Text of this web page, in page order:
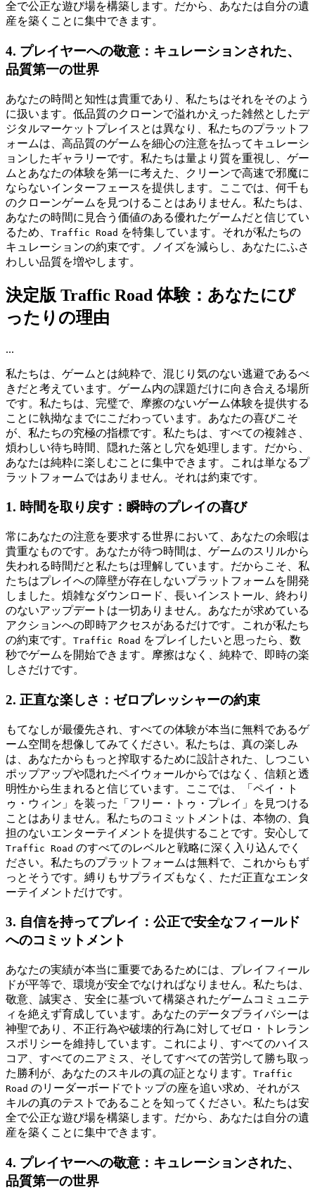
全で公正な遊び場を構築します。だから、あなたは自分の遺
産を築くことに集中できます。
4. プレイヤーへの敬意：キュレーションされた、
品質第一の世界
あなたの時間と知性は貴重であり、私たちはそれをそのよう
に扱います。低品質のクローンで溢れかえった雑然としたデ
ジタルマーケットプレイスとは異なり、私たちのプラットフ
ォームは、高品質のゲームを細心の注意を払ってキュレーシ
ョンしたギャラリーです。私たちは量より質を重視し、ゲー
ムとあなたの体験を第一に考えた、クリーンで高速で邪魔に
ならないインターフェースを提供します。ここでは、何千も
のクローンゲームを見つけることはありません。私たちは、
あなたの時間に見合う価値のある優れたゲームだと信じてい
るため、 Traffic Road を特集しています。それが私たちの
キュレーションの約束です。ノイズを減らし、あなたにふさ
わしい品質を増やします。
決定版 Traffic Road 体験：あなたにぴ
ったりの理由
...
私たちは、ゲームとは純粋で、混じり気のない逃避であるべ
きだと考えています。ゲーム内の課題だけに向き合える場所
です。私たちは、完璧で、摩擦のないゲーム体験を提供する
ことに執拗なまでにこだわっています。あなたの喜びこそ
が、私たちの究極の指標です。私たちは、すべての複雑さ、
煩わしい待ち時間、隠れた落とし穴を処理します。だから、
あなたは純粋に楽しむことに集中できます。これは単なるプ
ラットフォームではありません。それは約束です。
1. 時間を取り戻す：瞬時のプレイの喜び
常にあなたの注意を要求する世界において、あなたの余暇は
貴重なものです。あなたが待つ時間は、ゲームのスリルから
失われる時間だと私たちは理解しています。だからこそ、私
たちはプレイへの障壁が存在しないプラットフォームを開発
しました。煩雑なダウンロード、長いインストール、終わり
のないアップデートは一切ありません。あなたが求めている
アクションへの即時アクセスがあるだけです。これが私たち
の約束です。 Traffic Road をプレイしたいと思ったら、数
秒でゲームを開始できます。摩擦はなく、純粋で、即時の楽
しさだけです。
2. 正直な楽しさ：ゼロプレッシャーの約束
もてなしが最優先され、すべての体験が本当に無料であるゲ
ーム空間を想像してみてください。私たちは、真の楽しみ
は、あなたからもっと搾取するために設計された、しつこい
ポップアップや隠れたペイウォールからではなく、信頼と透
明性から生まれると信じています。ここでは、「ペイ・ト
ゥ・ウィン」を装った「フリー・トゥ・プレイ」を見つける
ことはありません。私たちのコミットメントは、本物の、負
担のないエンターテイメントを提供することです。安心して
Traffic Road のすべてのレベルと戦略に深く入り込んでく
ださい。私たちのプラットフォームは無料で、これからもず
っとそうです。縛りもサプライズもなく、ただ正直なエンタ
ーテイメントだけです。
3. 自信を持ってプレイ：公正で安全なフィールド
へのコミットメント
あなたの実績が本当に重要であるためには、プレイフィール
ドが平等で、環境が安全でなければなりません。私たちは、
敬意、誠実さ、安全に基づいて構築されたゲームコミュニテ
ィを絶えず育成しています。あなたのデータプライバシーは
神聖であり、不正行為や破壊的行為に対してゼロ・トレラン
スポリシーを維持しています。これにより、すべてのハイス
コア、すべてのニアミス、そしてすべての苦労して勝ち取っ
た勝利が、あなたのスキルの真の証となります。 Traffic
Road のリーダーボードでトップの座を追い求め、それがス
キルの真のテストであることを知ってください。私たちは安
全で公正な遊び場を構築します。だから、あなたは自分の遺
産を築くことに集中できます。
4. プレイヤーへの敬意：キュレーションされた、
品質第一の世界